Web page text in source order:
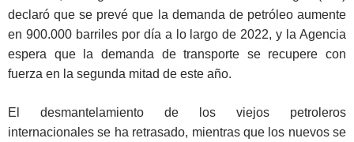
declaró que se prevé que la demanda de petróleo aumente
en 900.000 barriles por día a lo largo de 2022, y la Agencia
espera que la demanda de transporte se recupere con
fuerza en la segunda mitad de este año.
El desmantelamiento de los viejos petroleros
internacionales se ha retrasado, mientras que los nuevos se